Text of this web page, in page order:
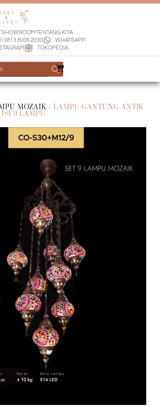
SHOWROOMTENTANG KITA
| 0813 8006 2030
WHATSAPP
TOKOPEDIA
MOZAIK / LAMPU GANTUNG ANTIK
9 LAMPU